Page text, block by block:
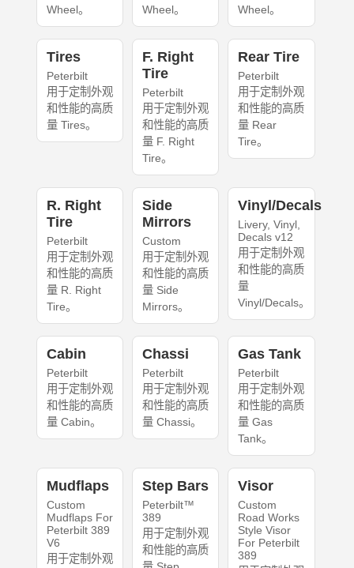
Wheel。 Wheel。 Wheel。
Tires
Peterbilt
用于定制外观
和性能的高质
量 Tires。
F. Right
Tire
Peterbilt
用于定制外观
和性能的高质
量 F. Right
Tire。
Rear Tire
Peterbilt
用于定制外观
和性能的高质
量 Rear
Tire。
R. Right
Tire
Peterbilt
用于定制外观
和性能的高质
量 R. Right
Tire。
Side
Mirrors
Custom
用于定制外观
和性能的高质
量 Side
Mirrors。
Vinyl/Decals
Livery, Vinyl,
Decals v12
用于定制外观
和性能的高质
量
Vinyl/Decals。
Cabin
Peterbilt
用于定制外观
和性能的高质
量 Cabin。
Chassi
Peterbilt
用于定制外观
和性能的高质
量 Chassi。
Gas Tank
Peterbilt
用于定制外观
和性能的高质
量 Gas
Tank。
Mudflaps
Custom
Mudflaps For
Peterbilt 389
V6
用于定制外观
Step Bars
Peterbilt™
389
用于定制外观
和性能的高质
Visor
Custom
Road Works
Style Visor
For Peterbilt
389